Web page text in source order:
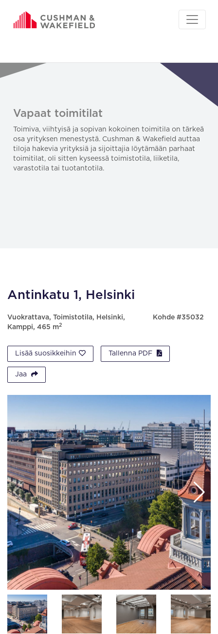
Vapaat toimitilat
Toimiva, viihtyisä ja sopivan kokoinen toimitila on tärkeä
osa yrityksen menestystä. Cushman & Wakefield auttaa
tiloja hakevia yrityksiä ja sijoittajia löytämään parhaat
toimitilat, oli sitten kyseessä toimistotila, liiketila,
varastotila tai tuotantotila.
Antinkatu 1, Helsinki
Vuokrattava, Toimistotila, Helsinki,
Kamppi, 465 m2
Kohde #35032
Lisää suosikkeihin Tallenna PDF
Jaa